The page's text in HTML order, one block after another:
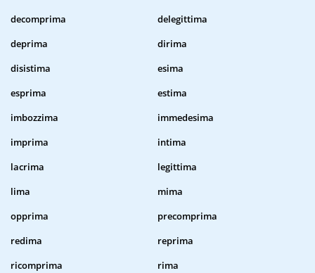
decomprima
delegittima
deprima
dirima
disistima
esima
esprima
estima
imbozzima
immedesima
imprima
intima
lacrima
legittima
lima
mima
opprima
precomprima
redima
reprima
ricomprima
rima